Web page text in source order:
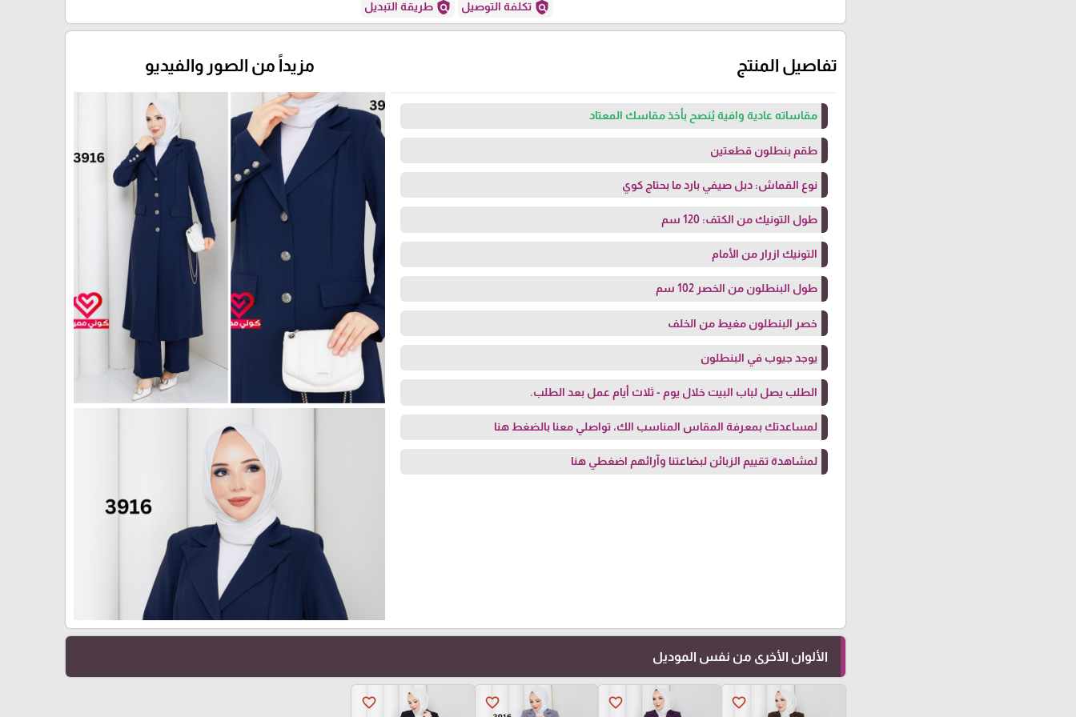
policy تكلفة التوصيل policy طريقة التبديل
تفاصيل المنتج
مقاساته عادية وافية يُنصح بأخذ مقاسك المعتاد
طقم بنطلون قطعتين
نوع القماش: دبل صيفي بارد ما بحتاج كوي
طول التونيك من الكتف: 120 سم
التونيك ازرار من الأمام
طول البنطلون من الخصر 102 سم
خصر البنطلون مغيط من الخلف
يوجد جيوب في البنطلون
الطلب يصل لباب البيت خلال يوم - ثلاث أيام عمل بعد الطلب.
لمساعدتك بمعرفة المقاس المناسب الك، تواصلي معنابالضغط هنا
لمشاهدة تقييم الزبائن لبضاعتنا وآرائهم اضغطي هنا
مزيداً من الصور والفيديو
الألوان الأخرى من نفس الموديل
favorite_border
favorite_border
favorite_border
favorite_border